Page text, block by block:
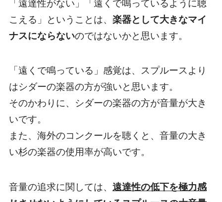
「遠達性がない」「遠くで鳴っているように聴
こえる」ということは、 楽器として大きなマイ
ナスにならないのではないかと思います。
「遠くで鳴っている」感覚は、スプルースより
はシダーの楽器の方が強いと思います。
そのかわりに、 シダーの楽器の方が音量が大き
いです。
また、海外のコンクールを聴くと、音量の大き
い杉の楽器の使用率が高いです。
音量の追求に関しては、 遠達性の低下を極力感